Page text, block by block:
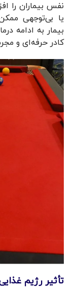
نفس بیماران را
یا بی‌توجهی
بیمار به ادامه
کادر حرفه‌ای و
تأثیر رژیم